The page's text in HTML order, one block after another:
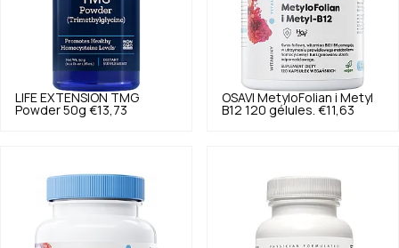
LIFE EXTENSION TMG
Powder 50g €13,73
OSAVI MetyloFolian i Metyl
B12 120 gélules. €11,63